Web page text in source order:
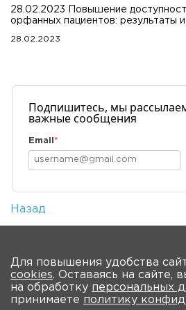
28.02.2023 Повышение
орфанных пациентов: результаты и
28.02.2023
Подпишитесь, мы
важные сообщения
Email *
Назад
Для повышения удобства
cookies. Оставаясь на сайте,
на обработку персональных
принимаете политику
О мероприятии Новости